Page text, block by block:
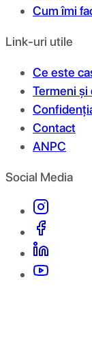
Cum îmi
Link-uri utile
Ce este
Termeni și
Contact
ANPC
Social Media